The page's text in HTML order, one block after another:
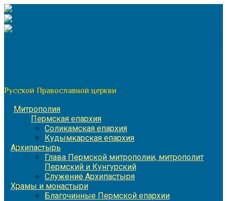
Перейти
к
содержимому
Русской Православной церкви
Митрополия
Пермская епархия
Соликамская епархия
Кудымкарская епархия
Архипастырь
Глава Пермской митрополии, митрополит
Пермский и Кунгурский
Служение Архипастыря
Храмы и монастыри
Благочинные Пермской епархии